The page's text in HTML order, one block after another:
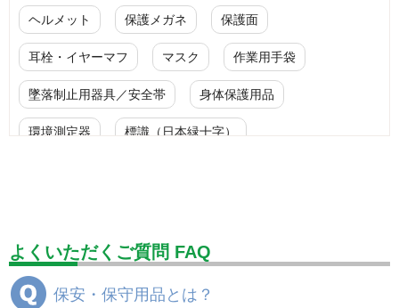
ヘルメット 保護メガネ 保護面
耳栓・イヤーマフ マスク 作業用手袋
墜落制止用器具／安全帯 身体保護用品
環境測定器 標識（日本緑十字）
設備用品・作業補助用品 工事作業用品
分煙対策機器
よくいただくご質問 FAQ
保安・保守用品とは？